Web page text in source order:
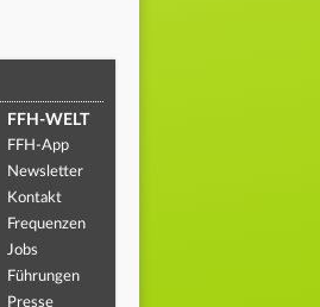
FFH-WELT
FFH-App
Newsletter
Kontakt
Frequenzen
Jobs
Führungen
Presse